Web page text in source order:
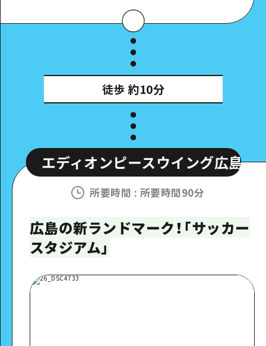
徒歩約10分
ンピースウイング広島 エディ
所要時間 : 所要時間90分
広島の新ランドマーク！「サッカー
スタジアム」